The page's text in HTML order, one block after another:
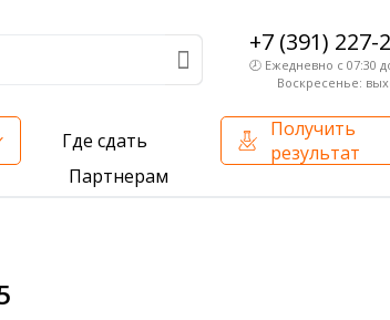
+7 (391) 227-
🕗 Ежедневно с 07:30
Воскресенье:
Где сдать
Партнерам
Получить
результат
всего 3 999 ₽